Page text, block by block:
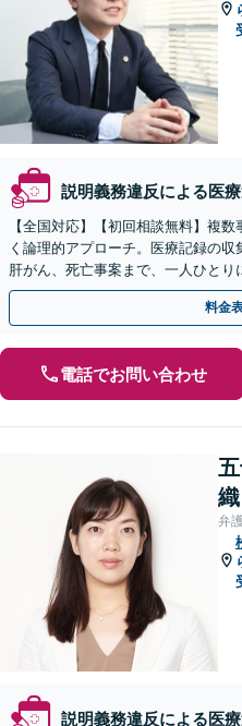
説明義務違反による医
【全国対応】【初回相談無料】複
く論理的アプローチ。医療記録の収
肝がん、死亡事案まで、一人ひと
手続きの負担を減らし、権利を守り
料金
電話でお問い合わせ
織
弁
説明義務違反による医